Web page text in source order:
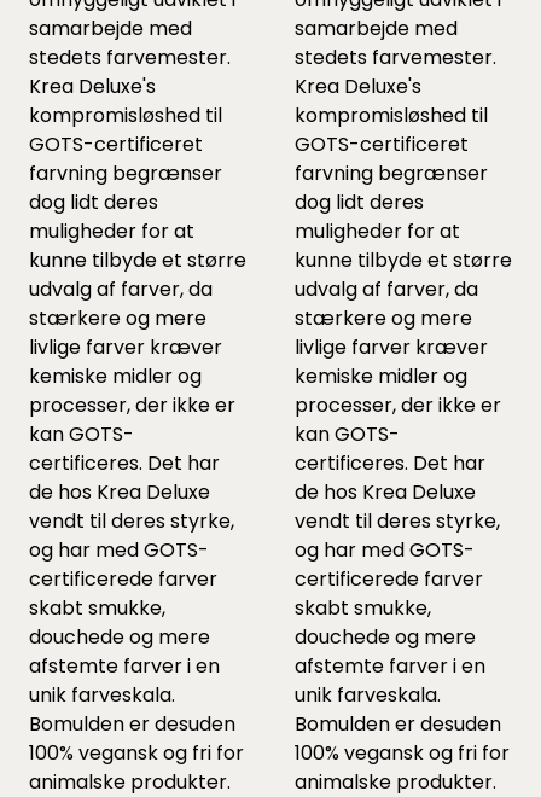
samarbejde med
stedets farvemester.
Krea Deluxe's
kompromisløshed til
GOTS-certificeret
farvning begrænser
dog lidt deres
muligheder for at
kunne tilbyde et større
udvalg af farver, da
stærkere og mere
livlige farver kræver
kemiske midler og
processer, der ikke er
kan GOTS-
certificeres. Det har
de hos Krea Deluxe
vendt til deres styrke,
og har med GOTS-
certificerede farver
skabt smukke,
douchede og mere
afstemte farver i en
unik farveskala.
Bomulden er desuden
100% vegansk og fri for
animalske produkter.
samarbejde med
stedets farvemester.
Krea Deluxe's
kompromisløshed til
GOTS-certificeret
farvning begrænser
dog lidt deres
muligheder for at
kunne tilbyde et større
udvalg af farver, da
stærkere og mere
livlige farver kræver
kemiske midler og
processer, der ikke er
kan GOTS-
certificeres. Det har
de hos Krea Deluxe
vendt til deres styrke,
og har med GOTS-
certificerede farver
skabt smukke,
douchede og mere
afstemte farver i en
unik farveskala.
Bomulden er desuden
100% vegansk og fri for
animalske produkter.